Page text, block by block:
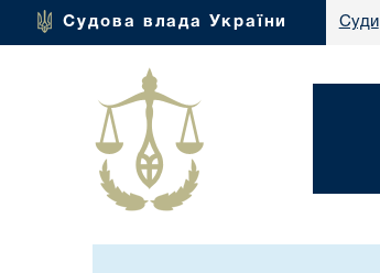
Судова влада України Суди